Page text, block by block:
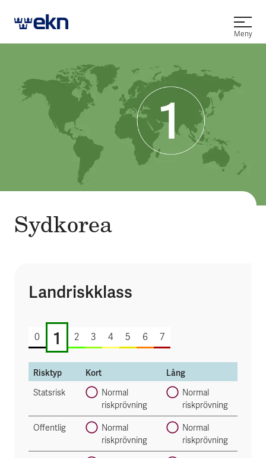
Öppna
Meny
Sydkorea
Landriskklass
1 av 7
0 1 2 3 4 5 6 7
Risktyp Kort Lång
Statsrisk
Normal
riskprövning
Normal
riskprövning
Offentlig
Normal
riskprövning
Normal
riskprövning